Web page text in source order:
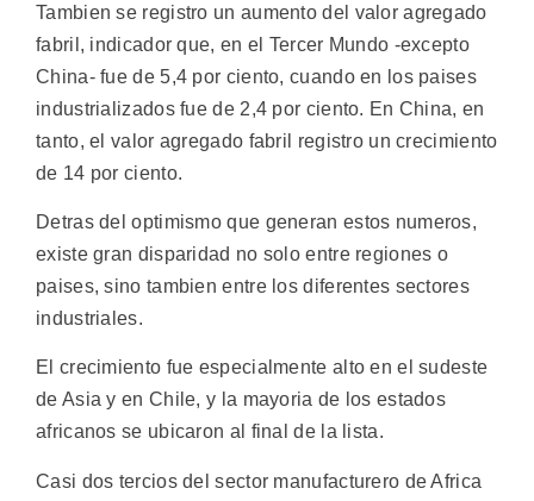
Tambien se registro un aumento del valor agregado
fabril, indicador que, en el Tercer Mundo -excepto
China- fue de 5,4 por ciento, cuando en los paises
industrializados fue de 2,4 por ciento. En China, en
tanto, el valor agregado fabril registro un crecimiento
de 14 por ciento.
Detras del optimismo que generan estos numeros,
existe gran disparidad no solo entre regiones o
paises, sino tambien entre los diferentes sectores
industriales.
El crecimiento fue especialmente alto en el sudeste
de Asia y en Chile, y la mayoria de los estados
africanos se ubicaron al final de la lista.
Casi dos tercios del sector manufacturero de Africa